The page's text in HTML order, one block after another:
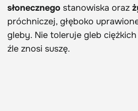
słonecznego stanowiska oraz
próchniczej, głęboko
gleby. Nie toleruje gleb
źle znosi suszę.